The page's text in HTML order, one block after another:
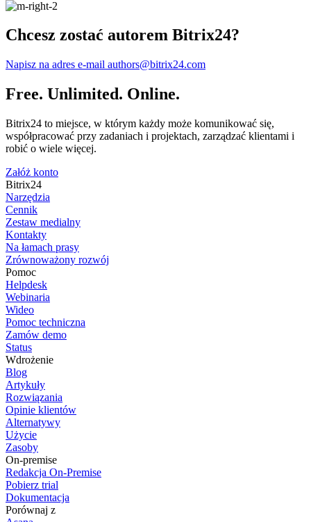
Chcesz zostać autorem Bitrix24?
Napisz na adres e-mail authors@bitrix24.com
Free. Unlimited. Online.
Bitrix24 to miejsce, w którym każdy może komunikować się,
współpracować przy zadaniach i projektach, zarządzać klientami i
robić o wiele więcej.
Załóż konto
Bitrix24
Narzędzia
Cennik
Zestaw medialny
Kontakty
Na łamach prasy
Zrównoważony rozwój
Pomoc
Helpdesk
Webinaria
Wideo
Pomoc techniczna
Zamów demo
Status
Wdrożenie
Blog
Artykuły
Rozwiązania
Opinie klientów
Alternatywy
Użycie
Zasoby
On-premise
Redakcja On-Premise
Pobierz trial
Dokumentacja
Porównaj z